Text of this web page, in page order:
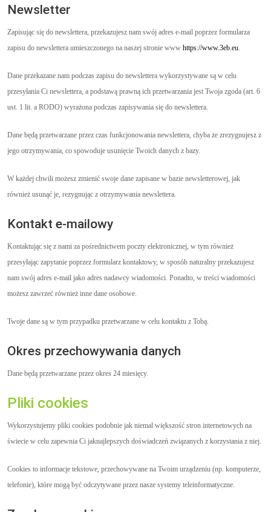
Newsletter
Zapisując się do newslettera, przekazujesz nam swój adres e-mail poprzez formularza
zapisu do newslettera umieszczonego na naszej stronie www https://www.3eb.eu
Dane przekazane nam podczas zapisu do newslettera wykorzystywane są w celu
przesyłania Ci newslettera, a podstawą prawną ich przetwarzania jest Twoja zgoda (art. 6
ust. 1 lit. a RODO) wyrażona podczas zapisywania się do newslettera.
Dane będą przetwarzane przez czas funkcjonowania newslettera, chyba że zrezygnujesz z
jego otrzymywania, co spowoduje usunięcie Twoich danych z bazy.
W każdej chwili możesz zmienić swoje dane zapisane w bazie newsletterowej, jak
również usunąć je, rezygnując z otrzymywania newslettera.
Kontakt e-mailowy
Kontaktując się z nami za pośrednictwem poczty elektronicznej, w tym również
przesyłając zapytanie poprzez formularz kontaktowy, w sposób naturalny przekazujesz
nam swój adres e-mail jako adres nadawcy wiadomości. Ponadto, w treści wiadomości
możesz zawrzeć również inne dane osobowe.
Twoje dane są w tym przypadku przetwarzane w celu kontaktu z Tobą.
Okres przechowywania danych
Dane będą przetwarzane przez okres 24 miesięcy.
Pliki cookies
Wykorzystujemy pliki cookies podobnie jak niemal większość stron internetowych na
świecie w celu zapewnia Ci jaknajlepszych doświadczeń związanych z korzystania z niej.
Cookies to informacje tekstowe, przechowywane na Twoim urządzeniu (np. komputerze,
telefonie), które mogą być odczytywane przez nasze systemy teleinformatyczne.